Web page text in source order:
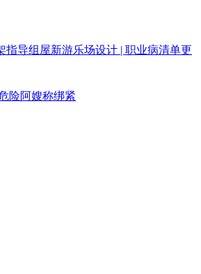
指导组屋新游乐场设计 | 职业病清单更
险阿嫂称绑紧